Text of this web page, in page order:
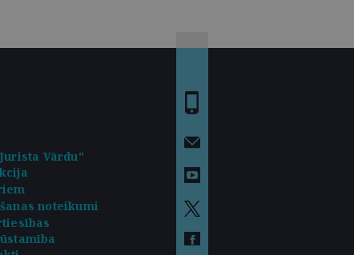
Vārdu"
noteikumi